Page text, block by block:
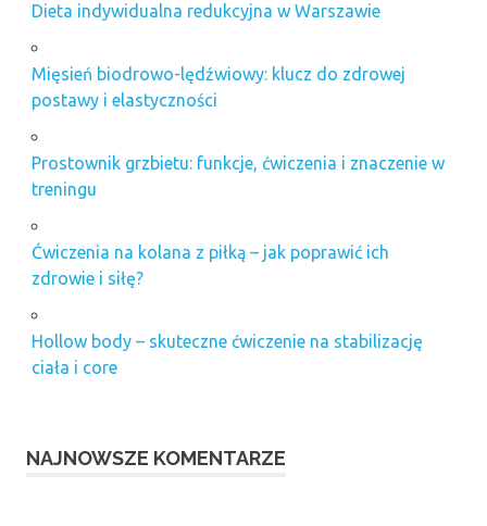
Dieta indywidualna redukcyjna w Warszawie
Mięsień biodrowo-lędźwiowy: klucz do zdrowej
postawy i elastyczności
Prostownik grzbietu: funkcje, ćwiczenia i znaczenie w
treningu
Ćwiczenia na kolana z piłką – jak poprawić ich
zdrowie i siłę?
Hollow body – skuteczne ćwiczenie na stabilizację
ciała i core
NAJNOWSZE KOMENTARZE